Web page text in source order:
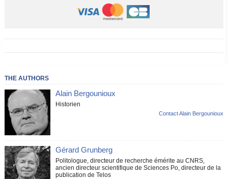
THE AUTHORS
Alain Bergounioux
Historien
Contact Alain Bergounioux
Gérard Grunberg
Politologue, directeur de recherche émérite au CNRS,
ancien directeur scientifique de Sciences Po, directeur de la
publication de Telos